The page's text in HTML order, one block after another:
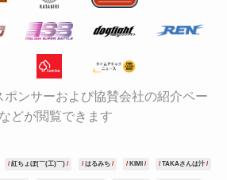
ンサーおよび協賛会社の紹介ペー
どが閲覧できます
紅ちょぼ(￣(工)￣) はるみち KIMI TAKAさんは汁